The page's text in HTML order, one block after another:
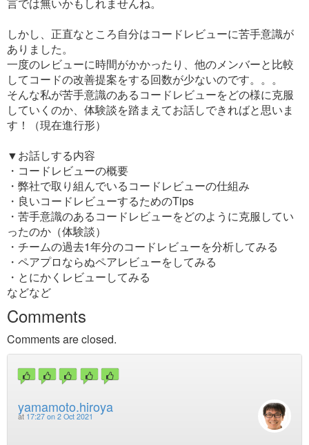
しかし、正直なところ自分はコードレビューに苦手意識が
ありました。
一度のレビューに時間がかかったり、他のメンバーと比較
してコードの改善提案をする回数が少ないのです。。。
そんな私が苦手意識のあるコードレビューをどの様に克服
していくのか、体験談を踏まえてお話しできればと思いま
す！（現在進行形）
▼お話しする内容
・コードレビューの概要
・弊社で取り組んでいるコードレビューの仕組み
・良いコードレビューするためのTips
・苦手意識のあるコードレビューをどのように克服してい
ったのか（体験談）
・チームの過去1年分のコードレビューを分析してみる
・ペアプロならぬペアレビューをしてみる
・とにかくレビューしてみる
などなど
Comments
Comments are closed.
yamamoto.hiroya
at 17:27 on 2 Oct 2021